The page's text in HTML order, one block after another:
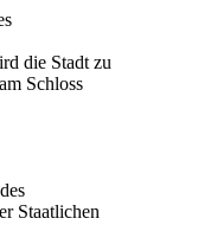
die Stadt zu
Schloss
Staatlichen